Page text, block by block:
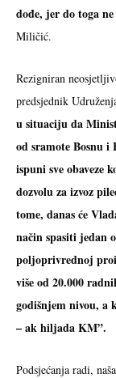
dođe, jer do toga
Miličić.
Rezigniran
predsjednik
u situaciju da
od sramote Bosnu
ispuni sve obaveze
dozvolu za izvoz
tome, danas će
način spasiti jedan
poljoprivrednoj
više od 20.000
godišnjem nivou, a
– ak hiljada KM”.
Podsjećanja radi,